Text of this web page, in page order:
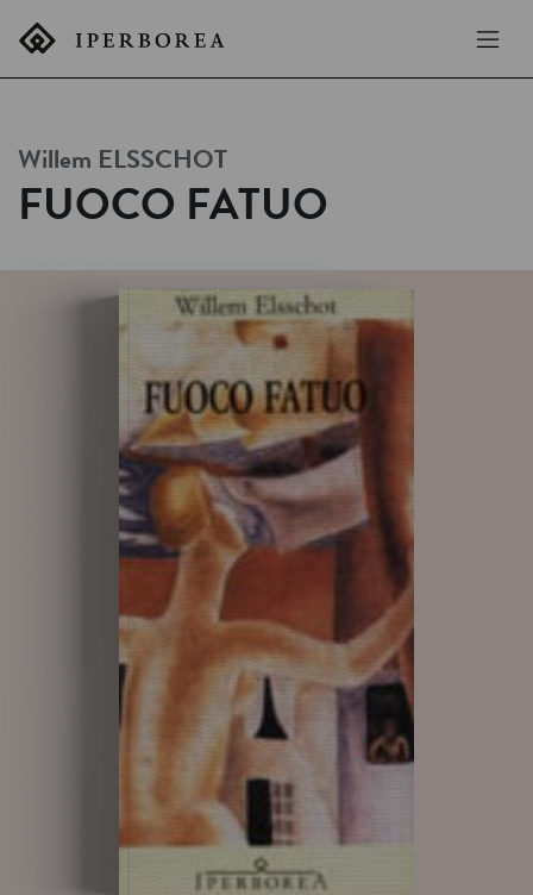
Willem ELSSCHOT
FUOCO FATUO